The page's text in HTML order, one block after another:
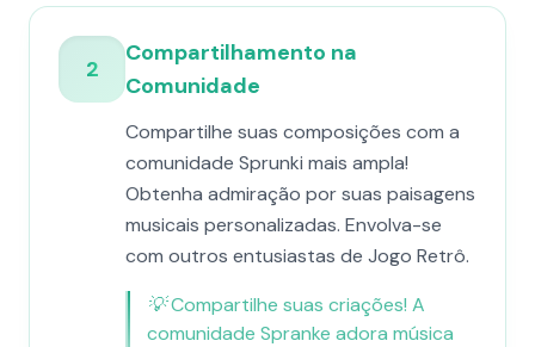
2
Compartilhamento na
Comunidade
Compartilhe suas composições com a
comunidade Sprunki mais ampla!
Obtenha admiração por suas paisagens
musicais personalizadas. Envolva-se
com outros entusiastas de Jogo Retrô.
💡Compartilhe suas criações! A
comunidade Spranke adora música